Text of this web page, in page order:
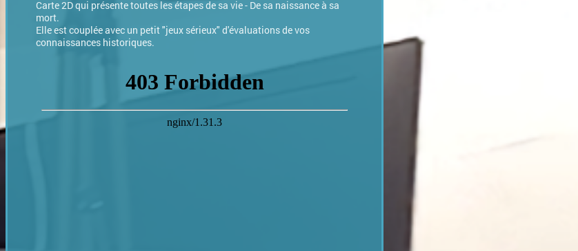
Carte 2D qui présente toutes les étapes de sa vie - De sa naissance à sa
mort.
Elle est couplée avec un petit "jeux sérieux" d'évaluations de vos
connaissances historiques.